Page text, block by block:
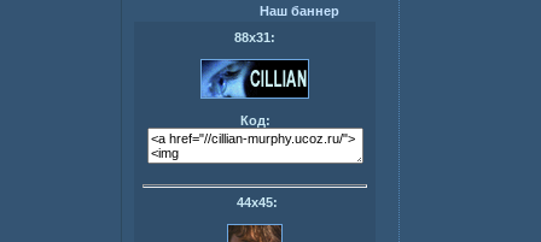
Наш баннер
88х31:
Код:
44х45: